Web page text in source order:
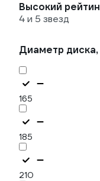
Высокий
4 и 5 звезд
Диаметр
165
185
210